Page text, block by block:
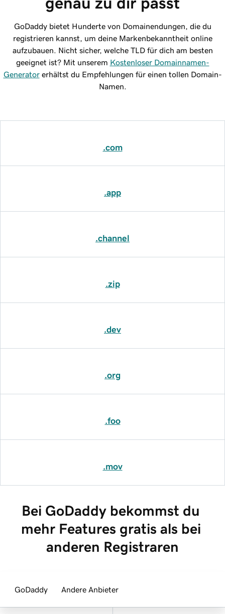
GoDaddy bietet Hunderte von Domainendungen, die du
registrieren kannst, um deine Markenbekanntheit online
aufzubauen. Nicht sicher, welche TLD für dich am besten
geeignet ist? Mit unserem Kostenloser Domainnamen-
Generatorerhältst du Empfehlungen für einen tollen Domain-
Namen.
.com
.app
.channel
.zip
.dev
.org
.foo
.mov
Bei GoDaddy bekommst du
mehr Features gratis als bei
anderen Registraren
GoDaddy Andere Anbieter